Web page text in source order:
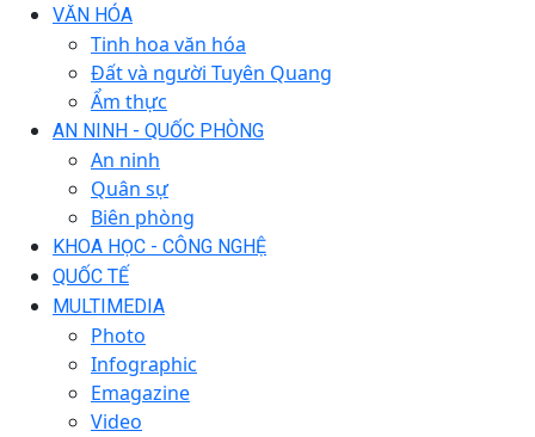
VĂN HÓA
Tinh hoa văn hóa
Đất và người Tuyên Quang
Ẩm thực
AN NINH - QUỐC PHÒNG
An ninh
Quân sự
Biên phòng
KHOA HỌC - CÔNG NGHỆ
QUỐC TẾ
MULTIMEDIA
Photo
Infographic
Emagazine
Video